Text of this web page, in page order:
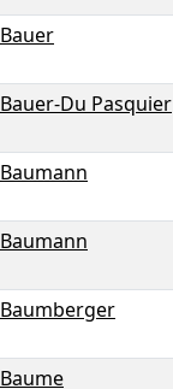
Bauer
Bauer-Du Pasquier
Baumann
Baumann
Baumberger
Baume